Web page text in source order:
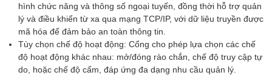
hình chức năng và thông số ngoại tuyến, đồng thời hỗ trợ quản
lý và điều khiển từ xa qua mạng TCP/IP, với dữ liệu truyền được
mã hóa để đảm bảo an toàn thông tin.
Tùy chọn chế độ hoạt động: Cổng cho phép lựa chọn các chế
độ hoạt động khác nhau: mở/đóng rào chắn, chế độ truy cập tự
do, hoặc chế độ cấm, đáp ứng đa dạng nhu cầu quản lý.